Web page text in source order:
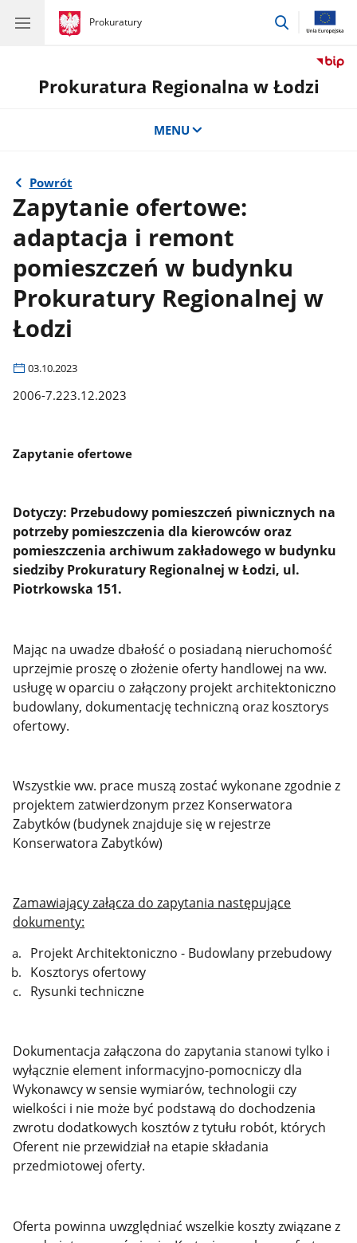
gov.pl
Prokuratury
gov.pl
Prokuratury
przejdź
Prokuratura Regionalna w Łodzi
MENU
Powrót
Zapytanie ofertowe:
adaptacja i remont
pomieszczeń w budynku
Prokuratury Regionalnej w
Łodzi
03.10.2023
2006-7.223.12.2023
Zapytanie ofertowe
Dotyczy: Przebudowy pomieszczeń piwnicznych na
potrzeby pomieszczenia dla kierowców oraz
pomieszczenia archiwum zakładowego w budynku
siedziby Prokuratury Regionalnej w Łodzi, ul.
Piotrkowska 151.
Mając na uwadze dbałość o posiadaną nieruchomość
uprzejmie proszę o złożenie oferty handlowej na ww.
usługę w oparciu o załączony projekt architektoniczno
budowlany, dokumentację techniczną oraz kosztorys
ofertowy.
Wszystkie ww. prace muszą zostać wykonane zgodnie z
projektem zatwierdzonym przez Konserwatora
Zabytków (budynek znajduje się w rejestrze
Konserwatora Zabytków)
Zamawiający załącza do zapytania następujące
dokumenty:
Projekt Architektoniczno - Budowlany przebudowy
Kosztorys ofertowy
Rysunki techniczne
Dokumentacja załączona do zapytania stanowi tylko i
wyłącznie element informacyjno-pomocniczy dla
Wykonawcy w sensie wymiarów, technologii czy
wielkości i nie może być podstawą do dochodzenia
zwrotu dodatkowych kosztów z tytułu robót, których
Oferent nie przewidział na etapie składania
przedmiotowej oferty.
Oferta powinna uwzględniać wszelkie koszty związane z